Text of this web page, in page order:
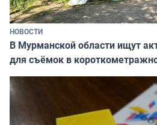
НОВОСТИ
В Мурманской области ищут
для съёмок в